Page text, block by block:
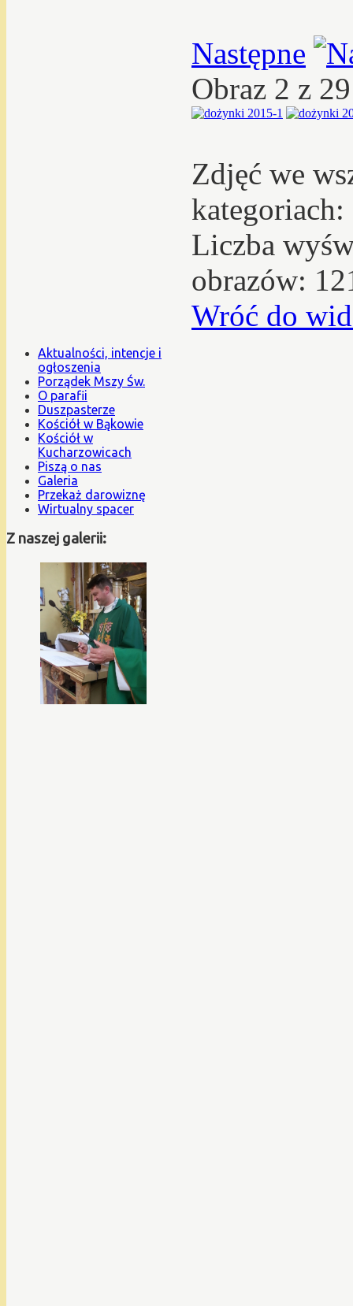
Następne
Obraz 2 z
Zdjęć we
kategoriach:
Liczba
obrazów:
Wróć do
Aktualności, intencje i
ogłoszenia
Porządek Mszy Św.
O parafii
Duszpasterze
Kościół w Bąkowie
Kościół w
Kucharzowicach
Piszą o nas
Galeria
Przekaż darowiznę
Wirtualny spacer
Z naszej galerii: